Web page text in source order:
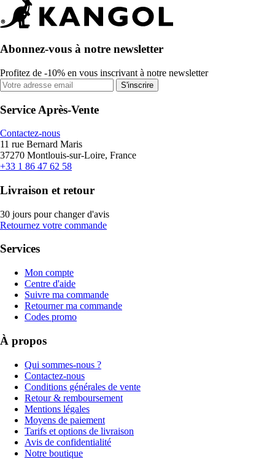
Abonnez-vous à notre newsletter
Profitez de -10% en vous inscrivant à notre newsletter
S'inscrire
Service Après-Vente
Contactez-nous
11 rue Bernard Maris
37270 Montlouis-sur-Loire, France
+33 1 86 47 62 58
Livraison et retour
30 jours pour changer d'avis
Retournez votre commande
Services
Mon compte
Centre d'aide
Suivre ma commande
Retourner ma commande
Codes promo
À propos
Qui sommes-nous ?
Contactez-nous
Conditions générales de vente
Retour & remboursement
Mentions légales
Moyens de paiement
Tarifs et options de livraison
Avis de confidentialité
Notre boutique